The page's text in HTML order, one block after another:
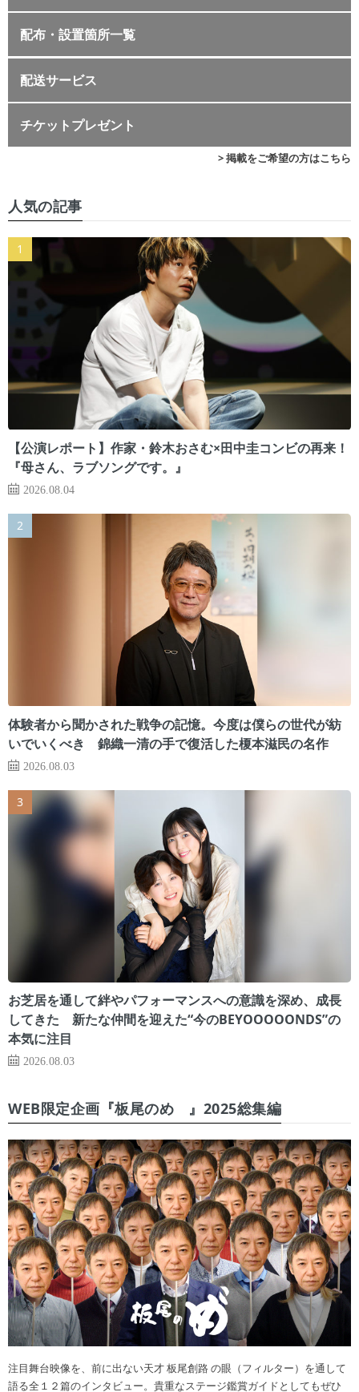
配布・設置箇所一覧
配送サービス
チケットプレゼント
> 掲載をご希望の方はこちら
人気の記事
【公演レポート】作家・鈴木おさむ×田中圭コンビの再来！
『母さん、ラブソングです。』
2026.08.04
体験者から聞かされた戦争の記憶。今度は僕らの世代が紡
いでいくべき 錦織一清の手で復活した榎本滋民の名作
2026.08.03
お芝居を通して絆やパフォーマンスへの意識を深め、成長
してきた 新たな仲間を迎えた“今のBEYOOOOONDS”の
本気に注目
2026.08.03
WEB限定企画『板尾のめ゙』2025総集編
注目舞台映像を、前に出ない天才 板尾創路 の眼（フィルター）を通して
語る全１２篇のインタビュー。貴重なステージ鑑賞ガイドとしてもぜひ